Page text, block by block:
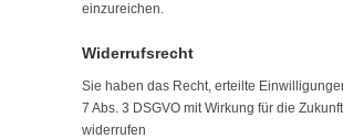
einzureichen.
Widerrufsrecht
Sie haben das Recht, erteilte
7 Abs. 3 DSGVO mit Wirkung für die
widerrufen